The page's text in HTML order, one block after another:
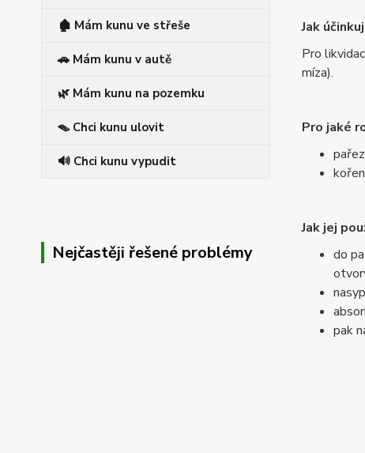
🏚️ Mám kunu ve střeše
🚗 Mám kunu v autě
🌿 Mám kunu na pozemku
🪤 Chci kunu ulovit
🔊 Chci kunu vypudit
Nejčastěji řešené problémy
Jak
Pro
míza).
Pro jaké
Jak jej
do
pak